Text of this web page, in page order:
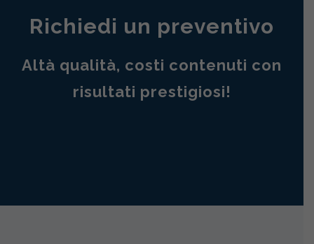
Richiedi un preventivo
Altà qualità, costi contenuti con
risultati prestigiosi!